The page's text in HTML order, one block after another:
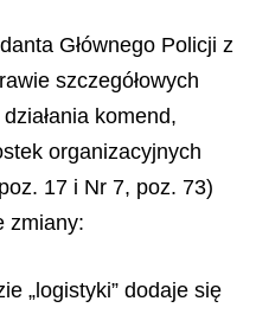
Głównego Policji z
szczegółowych
komend,
organizacyjnych
17 i Nr 7, poz. 73)
zmiany:
„logistyki” dodaje się